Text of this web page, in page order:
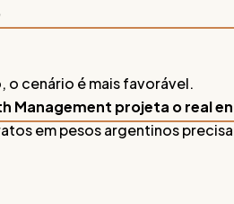
o cenário é mais favorável.
Management projeta o real
em pesos argentinos